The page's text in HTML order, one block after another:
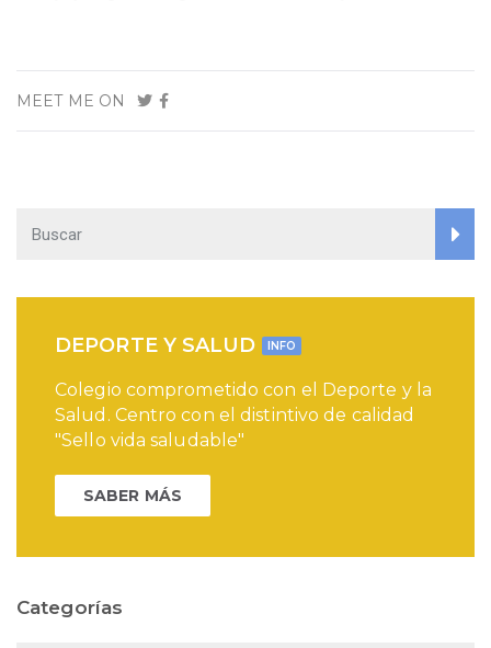
MEET ME ON
DEPORTE Y SALUD INFO
Colegio comprometido con el Deporte y la
Salud. Centro con el distintivo de calidad
"Sello vida saludable"
SABER MÁS
Categorías